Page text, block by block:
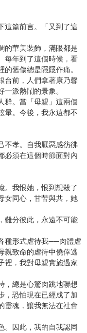
這篇前言。「又到了這
的華美裝飾，滿眼都是
每年到了這個時候，看
舊傷總是隱隱作痛。
台前，人們拿著康乃馨
派熱鬧的景象。
群。當「母親」這兩個
暈。今後，我永遠都不
不孝。自我厭惡感彷彿
必須在這個時節面對內
。我恨她，恨到想殺了
女同心，甘苦與共，她
難分彼此，永遠不可能
種形式虐待我──肉體虐
親致命的虐待中僥倖逃
裡，我對母親實施過家
，總是心驚肉跳地聯想
，恐怕現在已經成了加
靈魂，讓我無法在社會
。因此，我的自我認同